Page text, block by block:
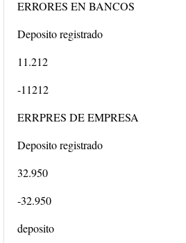
ERRORES EN BANCOS
Deposito registrado
11.212
-11212
ERRPRES DE EMPRESA
Deposito registrado
32.950
-32.950
deposito